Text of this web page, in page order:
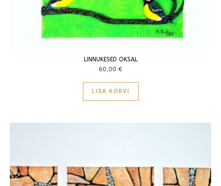
LINNUKESED OKSAL
60,00 €
LISA KORVI